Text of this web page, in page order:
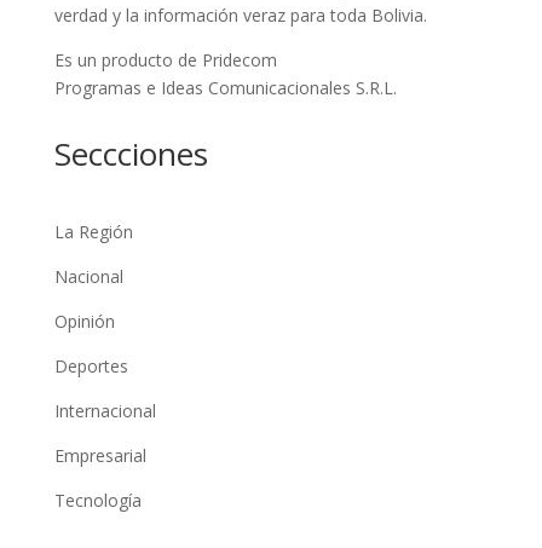
verdad y la información veraz para toda Bolivia.
Es un producto de Pridecom
Programas e Ideas Comunicacionales S.R.L.
Seccciones
La Región
Nacional
Opinión
Deportes
Internacional
Empresarial
Tecnología